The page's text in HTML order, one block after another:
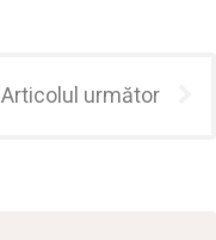
Articolul următor